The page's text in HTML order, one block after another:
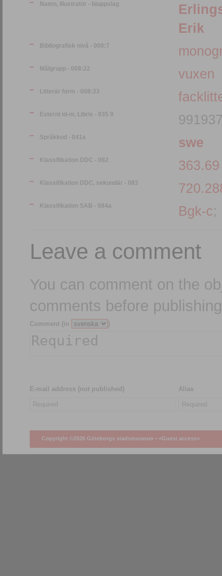
Namn, illustratör - biuppslag
Erik
Bibliografisk nivå - 000:7
Målgrupp - 008:22 vuxen
Litterär form - 008:33
Externt id-nr, Libris - 035 9
Språkkod - 041a swe
Klassifikation DDC - 082 363.69
Klassifikation DDC, sekundär - 083
Klassifikation SAB - 084a Bgk-c;
Leave a comment
You can comment on the
comments before
Comment (in )
E-mail address (not published) Alias
Copyright ©2026 Göteborgs stadsmuseum • <Guest access>